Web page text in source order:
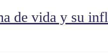
de vida y su